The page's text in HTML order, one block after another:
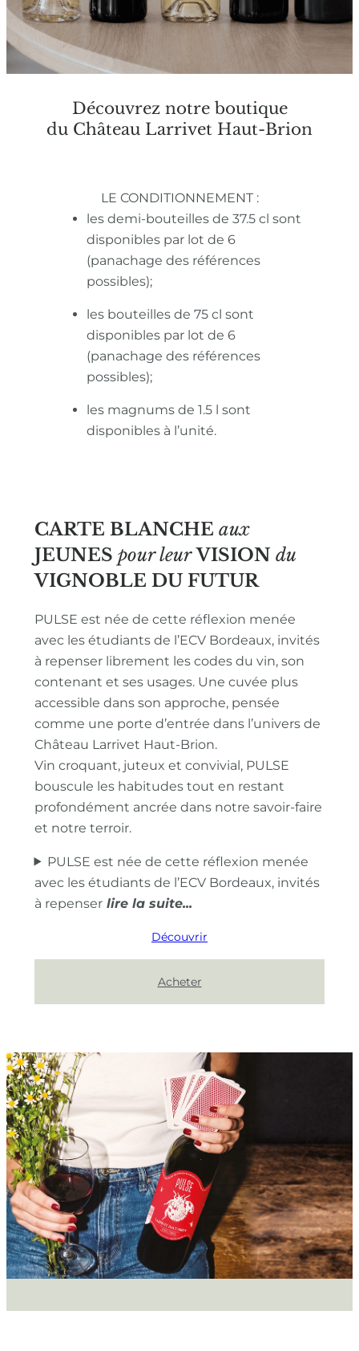
Découvrez notre boutique
du Château Larrivet Haut-Brion
LE CONDITIONNEMENT :
les demi-bouteilles de 37.5 cl sont
disponibles par lot de 6
(panachage des références
possibles);
les bouteilles de 75 cl sont
disponibles par lot de 6
(panachage des références
possibles);
les magnums de 1.5 l sont
disponibles à l’unité.
CARTE BLANCHE aux
JEUNES pour leur VISION du
VIGNOBLE DU FUTUR
PULSE est née de cette réflexion menée
avec les étudiants de l’ECV Bordeaux, invités
à repenser librement les codes du vin, son
contenant et ses usages. Une cuvée plus
accessible dans son approche, pensée
comme une porte d’entrée dans l’univers de
Château Larrivet Haut-Brion.
Vin croquant, juteux et convivial, PULSE
bouscule les habitudes tout en restant
profondément ancrée dans notre savoir-faire
et notre terroir.
PULSE est née de cette réflexion menée
avec les étudiants de l’ECV Bordeaux, invités
à repenser
Découvrir
Acheter